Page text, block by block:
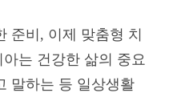
준비, 이제 맞춤형 치
는 건강한 삶의 중요
말하는 등 일상생활